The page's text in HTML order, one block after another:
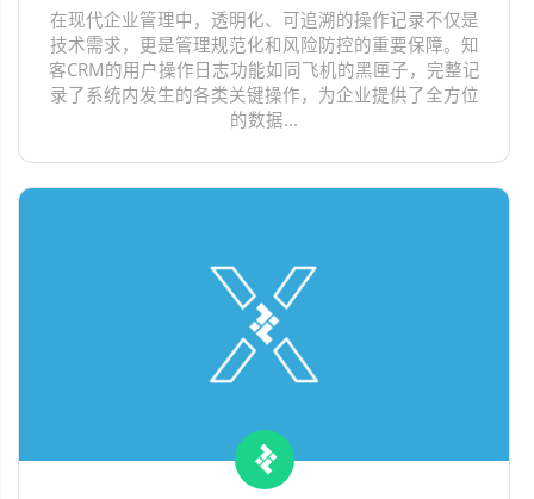
在现代企业管理中，透明化、可追溯的操作记录不仅是
技术需求，更是管理规范化和风险防控的重要保障。知
客CRM的用户操作日志功能如同飞机的黑匣子，完整记
录了系统内发生的各类关键操作，为企业提供了全方位
的数据...